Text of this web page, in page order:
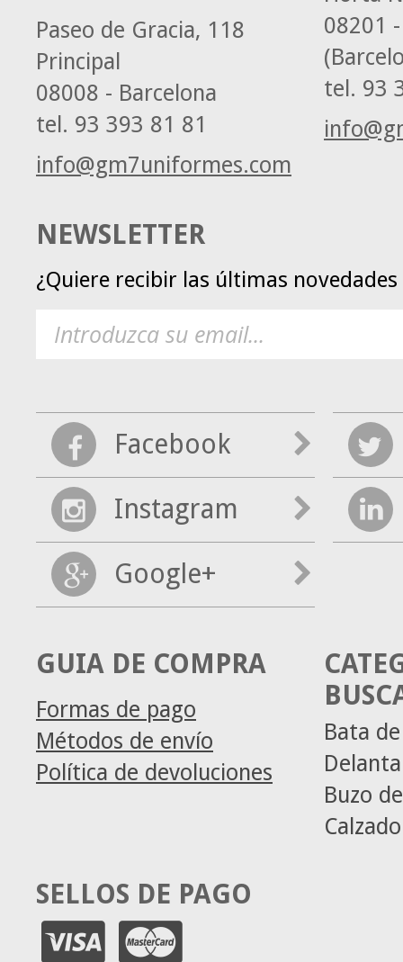
08201
tel. 93
Paseo de Gracia, 118
Principal
08008 - Barcelona
tel. 93 393 81 81
info@gm7uniformes.com
NEWSLETTER
¿Quiere recibir las últimas
Facebook
Instagram
Google+
GUIA DE COMPRA
Formas de pago
Métodos de envío
Política de devoluciones
Bata
Buzo
SELLOS DE PAGO